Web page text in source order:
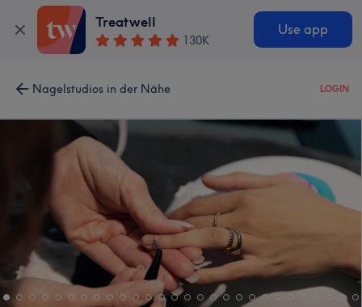
Treatwell
130K
Use app
Nagelstudios in der Nähe LOGIN